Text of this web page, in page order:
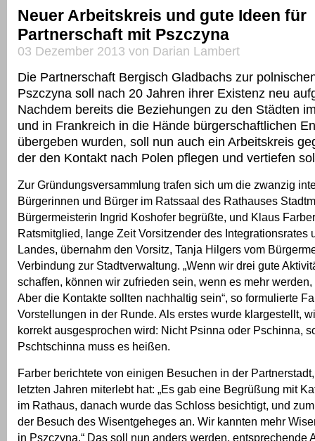
Neuer Arbeitskreis und gute Ideen für
Partnerschaft mit Pszczyna
03 Dezember 2013 von Darian Lambert
Die Partnerschaft Bergisch Gladbachs zur
Pszczyna soll nach 20 Jahren ihrer Existenz neu
Nachdem bereits die Beziehungen zu den Städten
und in Frankreich in die Hände bürgerschaftlichen
übergeben wurden, soll nun auch ein Arbeitskreis
der den Kontakt nach Polen pflegen und vertiefen
Zur Gründungsversammlung trafen sich um die zwanzig
Bürgerinnen und Bürger im Ratssaal des Rathauses
Bürgermeisterin Ingrid Koshofer begrüßte, und Klaus
Ratsmitglied, lange Zeit Vorsitzender des Integrationsrates
Landes, übernahm den Vorsitz, Tanja Hilgers vom
Verbindung zur Stadtverwaltung. „Wenn wir drei gute
schaffen, können wir zufrieden sein, wenn es mehr werden,
Aber die Kontakte sollten nachhaltig sein“, so formulierte
Vorstellungen in der Runde. Als erstes wurde klargestellt,
korrekt ausgesprochen wird: Nicht Psinna oder Pschinna,
Pschtschinna muss es heißen.
Farber berichtete von einigen Besuchen in der
letzten Jahren miterlebt hat: „Es gab eine Begrüßung mit
im Rathaus, danach wurde das Schloss besichtigt, und
der Besuch des Wisentgeheges an. Wir kannten mehr
in Pszczyna.“ Das soll nun anders werden, entsprechende